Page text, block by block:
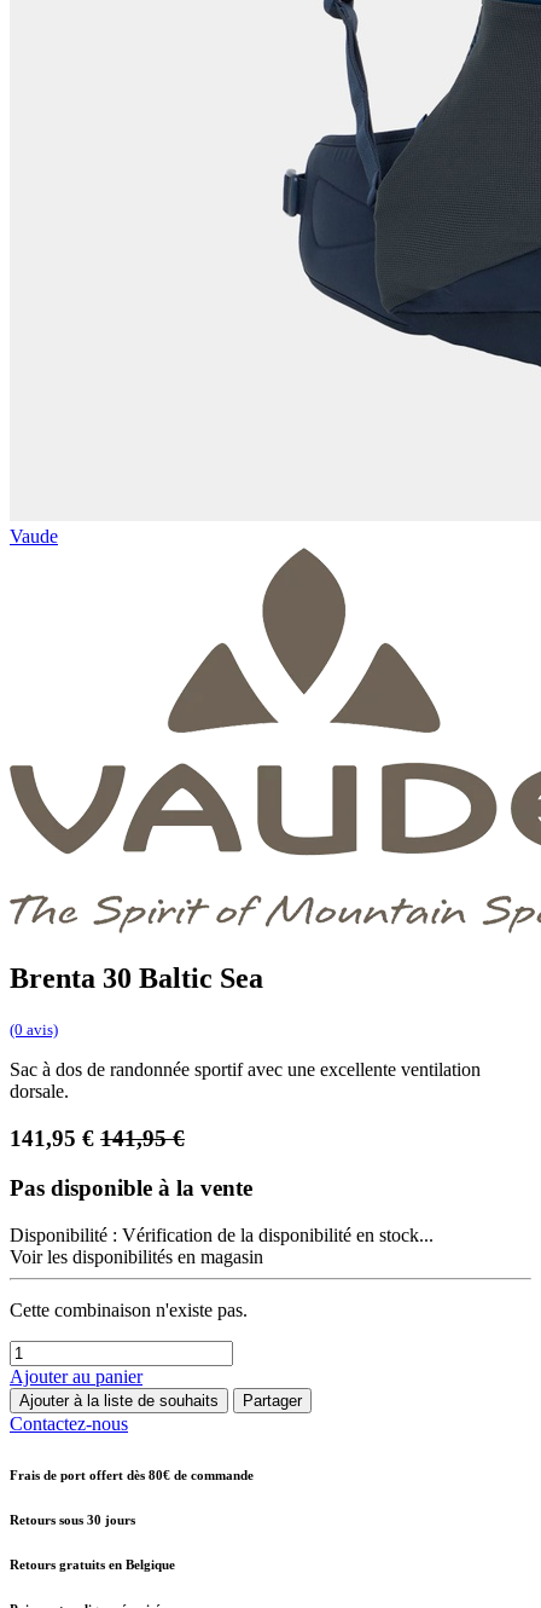
Vaude
Brenta 30 Baltic Sea
(0 avis)
Sac à dos de randonnée sportif avec une excellente ventilation
dorsale.
141,95 € 141,95€
Pas disponible à la vente
Disponibilité : Vérification de la disponibilité en stock...
Voir les disponibilités en magasin
Cette combinaison n'existe pas.
Ajouter au panier
Ajouter à la liste de souhaits Partager
Contactez-nous
Frais de port offert dès 80€ de commande
Retours sous 30 jours
Retours gratuits en Belgique